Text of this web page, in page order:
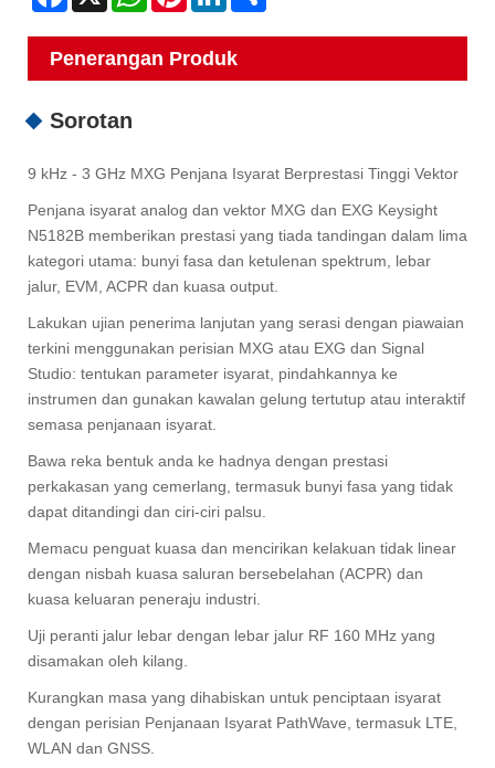
Penerangan Produk
Sorotan
9 kHz - 3 GHz MXG Penjana Isyarat Berprestasi Tinggi Vektor
Penjana isyarat analog dan vektor MXG dan EXG Keysight
N5182B memberikan prestasi yang tiada tandingan dalam lima
kategori utama: bunyi fasa dan ketulenan spektrum, lebar
jalur, EVM, ACPR dan kuasa output.
Lakukan ujian penerima lanjutan yang serasi dengan piawaian
terkini menggunakan perisian MXG atau EXG dan Signal
Studio: tentukan parameter isyarat, pindahkannya ke
instrumen dan gunakan kawalan gelung tertutup atau interaktif
semasa penjanaan isyarat.
Bawa reka bentuk anda ke hadnya dengan prestasi
perkakasan yang cemerlang, termasuk bunyi fasa yang tidak
dapat ditandingi dan ciri-ciri palsu.
Memacu penguat kuasa dan mencirikan kelakuan tidak linear
dengan nisbah kuasa saluran bersebelahan (ACPR) dan
kuasa keluaran peneraju industri.
Uji peranti jalur lebar dengan lebar jalur RF 160 MHz yang
disamakan oleh kilang.
Kurangkan masa yang dihabiskan untuk penciptaan isyarat
dengan perisian Penjanaan Isyarat PathWave, termasuk LTE,
WLAN dan GNSS.